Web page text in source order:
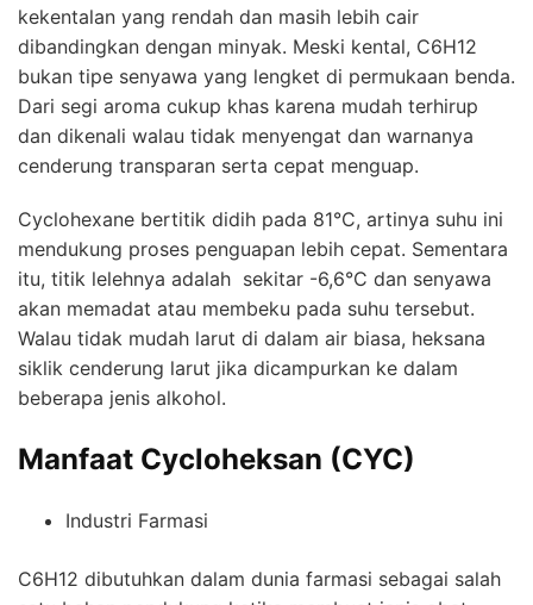
kekentalan yang rendah dan masih lebih cair
dibandingkan dengan minyak. Meski kental, C6H12
bukan tipe senyawa yang lengket di permukaan benda.
Dari segi aroma cukup khas karena mudah terhirup
dan dikenali walau tidak menyengat dan warnanya
cenderung transparan serta cepat menguap.
Cyclohexane bertitik didih pada 81°C, artinya suhu ini
mendukung proses penguapan lebih cepat. Sementara
itu, titik lelehnya adalah sekitar -6,6°C dan senyawa
akan memadat atau membeku pada suhu tersebut.
Walau tidak mudah larut di dalam air biasa, heksana
siklik cenderung larut jika dicampurkan ke dalam
beberapa jenis alkohol.
Manfaat Cycloheksan (CYC)
Industri Farmasi
C6H12 dibutuhkan dalam dunia farmasi sebagai salah